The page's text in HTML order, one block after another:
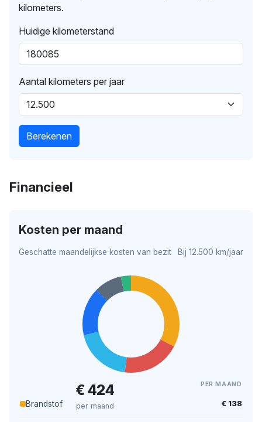
kilometers.
Huidige kilometerstand
Aantal kilometers per jaar
Berekenen
Financieel
Kosten per maand
Geschatte maandelijkse kosten van bezit Bij 12.500 km/jaar
€ 424
per maand
PER MAAND
Brandstof € 138